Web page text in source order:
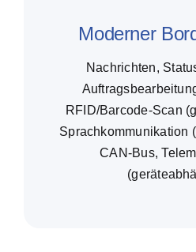
Moderner
Nachrichten,
RFID/Barcode-Scan
Sprachkommunikation
CAN-Bus,